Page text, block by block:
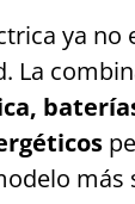
ya no
La
más